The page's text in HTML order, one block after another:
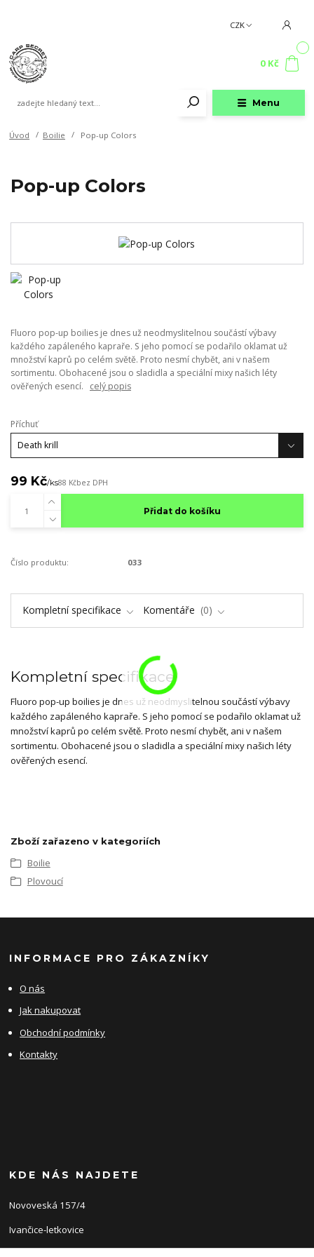
Menu
CZK
0 Kč
Úvod Boilie Pop-up Colors
Pop-up Colors
Fluoro pop-up boilies je dnes už neodmyslitelnou součástí výbavy
každého zapáleného kapraře. S jeho pomocí se podařilo oklamat už
množství kaprů po celém světě. Proto nesmí chybět, ani v našem
sortimentu. Obohacené jsou o sladidla a speciální mixy našich léty
ověřených esencí. celý popis
Příchuť
99 Kč/ks88 Kčbez DPH
Přidat do košíku
Číslo produktu: 033
Kompletní specifikace Komentáře 0
Kompletní specifikace
Fluoro pop-up boilies je dnes už neodmyslitelnou součástí výbavy
každého zapáleného kapraře. S jeho pomocí se podařilo oklamat už
množství kaprů po celém světě. Proto nesmí chybět, ani v našem
sortimentu. Obohacené jsou o sladidla a speciální mixy našich léty
ověřených esencí.
Zboží zařazeno v kategoriích
Boilie
Plovoucí
INFORMACE PRO ZÁKAZNÍKY
O nás
Jak nakupovat
Obchodní podmínky
Kontakty
KDE NÁS NAJDETE
Novoveská 157/4
Ivančice-letkovice